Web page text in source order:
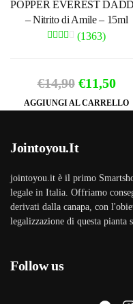
POPPER EVEREST
– Nitrito di Amile – 15ml
(1363)
€14,90 Il
prezzo
era:
€11,50Il
AGGIUNGI AL CARRELLO
Jointoyou.It
jointoyou.it è il primo
legale in Italia. Offriamo
derivati dalla canapa, con
legalizzazione di questa pianta
Follow us